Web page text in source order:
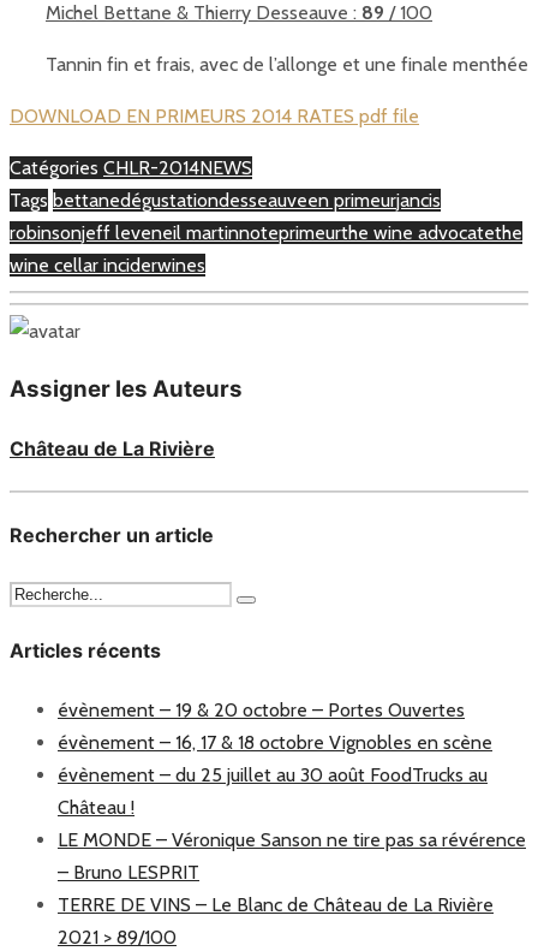
Michel Bettane & Thierry Desseauve : 89 / 100
Tannin fin et frais, avec de l’allonge et une finale menthée
DOWNLOAD EN PRIMEURS 2014 RATES pdf file
Catégories CHLR-2014NEWS
Tags bettanedégustationdesseauveen primeurjancis
robinsonjeff leveneil martinnoteprimeurthe wine advocatethe
wine cellar inciderwines
Assigner les Auteurs
Château de La Rivière
Rechercher un article
Articles récents
évènement – 19 & 20 octobre – Portes Ouvertes
évènement – 16, 17 & 18 octobre Vignobles en scène
évènement – du 25 juillet au 30 août FoodTrucks au
Château !
LE MONDE – Véronique Sanson ne tire pas sa révérence
– Bruno LESPRIT
TERRE DE VINS – Le Blanc de Château de La Rivière
2021 > 89/100